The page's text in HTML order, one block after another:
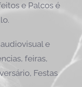
e Palcos é
e
feiras,
Festas